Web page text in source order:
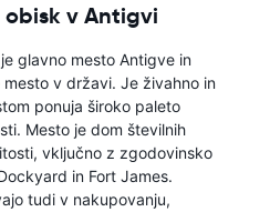
v Antigvi
glavno mesto Antigve in
v državi. Je živahno in
ponuja široko paleto
Mesto je dom številnih
vključno z zgodovinsko
in Fort James.
tudi v nakupovanju,